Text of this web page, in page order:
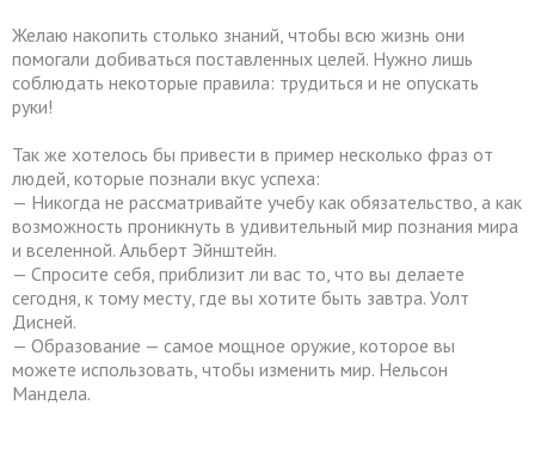
Желаю накопить столько знаний, чтобы всю жизнь они
помогали добиваться поставленных целей. Нужно лишь
соблюдать некоторые правила: трудиться и не опускать
руки!
Так же хотелось бы привести в пример несколько фраз от
людей, которые познали вкус успеха:
— Никогда не рассматривайте учебу как обязательство, а как
возможность проникнуть в удивительный мир познания мира
и вселенной. Альберт Эйнштейн.
— Спросите себя, приблизит ли вас то, что вы делаете
сегодня, к тому месту, где вы хотите быть завтра. Уолт
Дисней.
— Образование — самое мощное оружие, которое вы
можете использовать, чтобы изменить мир. Нельсон
Мандела.